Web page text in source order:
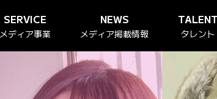
SERVICE
メディア事業
NEWS
メディア掲載情報 タレント